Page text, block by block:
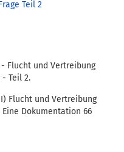
Flucht und Vertreibung
Teil 2.
Flucht und Vertreibung
Dokumentation 66